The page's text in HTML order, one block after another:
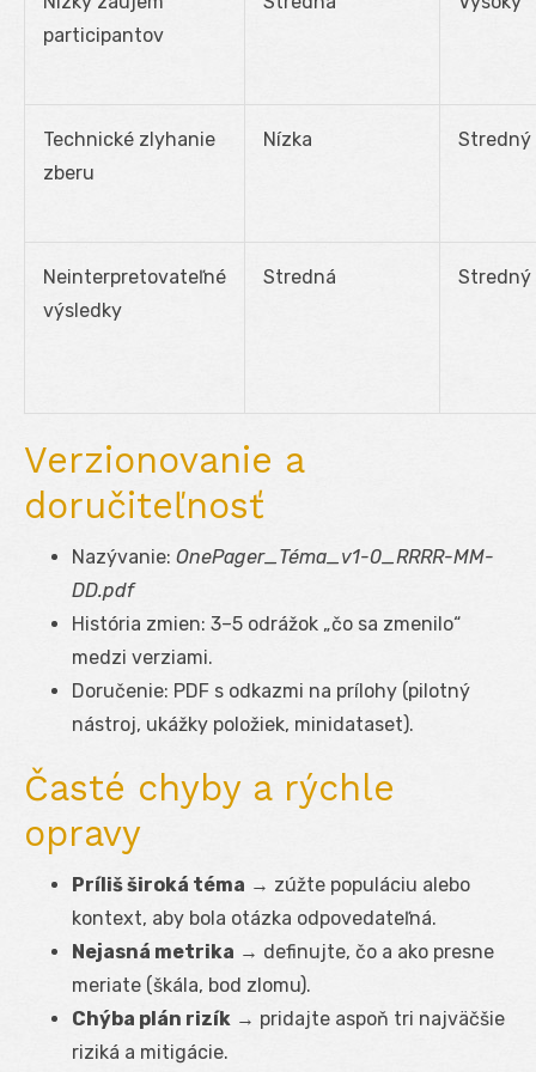
participantov
Technické zlyhanie
zberu
Nízka Stredný
Neinterpretovateľné
výsledky
Stredná Stredný
Verzionovanie a
doručiteľnosť
Nazývanie: OnePager_Téma_v1-0_RRRR-MM-
DD.pdf
História zmien: 3–5 odrážok „čo sa zmenilo“
medzi verziami.
Doručenie: PDF s odkazmi na prílohy (pilotný
nástroj, ukážky položiek, minidataset).
Časté chyby a rýchle
opravy
Príliš široká téma → zúžte populáciu alebo
kontext, aby bola otázka odpovedateľná.
Nejasná metrika → definujte, čo a ako presne
meriate (škála, bod zlomu).
Chýba plán rizík → pridajte aspoň tri najväčšie
riziká a mitigácie.